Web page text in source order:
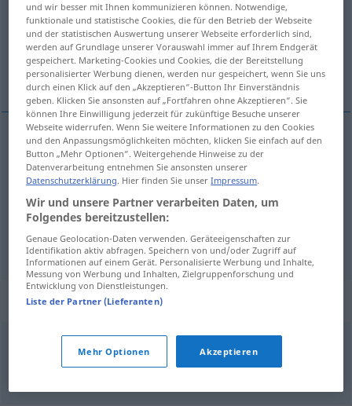
Übersicht aller Übersetzungen
(Für mehr Details die Übersetzung anklicken/antippen)
应该负责的, 应有的
应该负责的[yīnggāi fùzéde]
schuldig
verantwortlich
应有的[yīngyǒude] schuldig
Beispielsätze für "schuldig"
bekennen
[rènzuì]
und wir besser mit Ihnen kommunizieren können. Notwendige,
funktionale und statistische Cookies, die für den Betrieb der Webseite
und der statistischen Auswertung unserer Webseite erforderlich sind,
werden auf Grundlage unserer Vorauswahl immer auf Ihrem Endgerät
gespeichert. Marketing-Cookies und Cookies, die der Bereitstellung
personalisierter Werbung dienen, werden nur gespeichert, wenn Sie uns
durch einen Klick auf den „Akzeptieren“-Button Ihr Einverständnis
geben. Klicken Sie ansonsten auf „Fortfahren ohne Akzeptieren“. Sie
können Ihre Einwilligung jederzeit für zukünftige Besuche unserer
Webseite widerrufen. Wenn Sie weitere Informationen zu den Cookies
und den Anpassungsmöglichkeiten möchten, klicken Sie einfach auf den
Button „Mehr Optionen“. Weitergehende Hinweise zu der
Datenverarbeitung entnehmen Sie ansonsten unserer
Datenschutzerklärung. Hier finden Sie unserImpressum.
Wir und unsere Partner verarbeiten Daten, um
Folgendes bereitzustellen:
Genaue Geolocation-Daten verwenden. Geräteeigenschaften zur
Identifikation aktiv abfragen. Speichern von und/oder Zugriff auf
Informationen auf einem Gerät. Personalisierte Werbung und Inhalte,
Messung von Werbung und Inhalten, Zielgruppenforschung und
Entwicklung von Dienstleistungen.
Liste der Partner (Lieferanten)
Mehr Optionen Akzeptieren